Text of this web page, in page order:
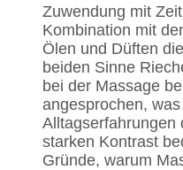
Zuwendung mit
Kombination mit
Ölen und Düften
beiden Sinne
bei der Massage
angesprochen,
Alltagserfahrungen
starken Kontrast
Gründe, warum